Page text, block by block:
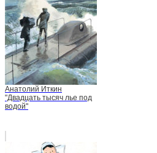
Анатолий Иткин
"Двадцать тысяч лье под
водой"